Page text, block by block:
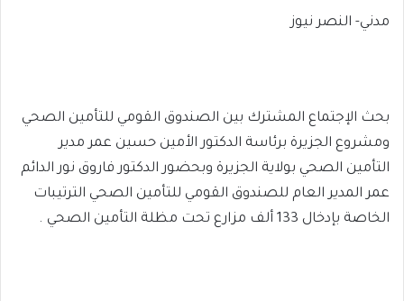
مدني- النصر نيوز
بحث الإجتماع المشترك بين الصندوق القومي للتأمين الصحي
ومشروع الجزيرة برئاسة الدكتور الأمين حسين عمر مدير
التأمين الصحي بولاية الجزيرة وبحضور الدكتور فاروق نور الدائم
عمر المدير العام للصندوق القومي للتأمين الصحي الترتيبات
الخاصة بإدخال 133 ألف مزارع تحت مظلة التأمين الصحي .